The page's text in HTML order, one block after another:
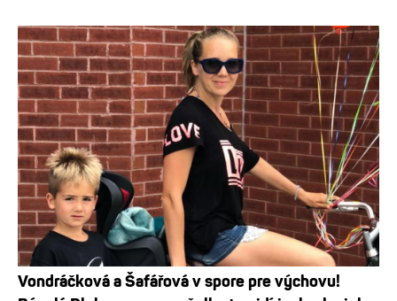
Vondráčková a Šafářová v spore pre výchovu!